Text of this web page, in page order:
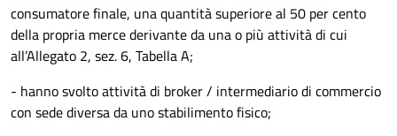
consumatore finale, una quantità superiore al 50 per cento
della propria merce derivante da una o più attività di cui
all’Allegato 2, sez. 6, Tabella A;
- hanno svolto attività di broker / intermediario di commercio
con sede diversa da uno stabilimento fisico;